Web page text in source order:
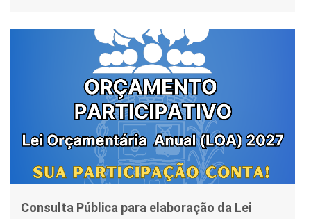
Consulta Pública para elaboração da Lei